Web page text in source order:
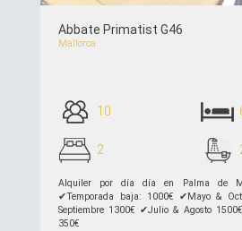
Abbate Primatist G46
Mallorca
10
2
Alquiler por día día en Palma de
✔︎Temporada baja: 1000€ ✔︎Mayo &
Septiembre 1300€ ✔︎Julio & Agosto
350€